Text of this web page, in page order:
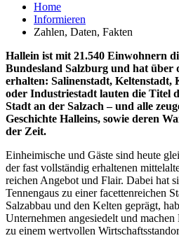
Home
Informieren
Zahlen, Daten, Fakten
Hallein ist mit 21.540 Einwohnern
Bundesland Salzburg und hat über
erhalten: Salinenstadt, Keltenstadt,
oder Industriestadt lauten die Titel
Stadt an der Salzach – und alle
Geschichte Halleins, sowie deren
der Zeit.
Einheimische und Gäste sind heute
der fast vollständig erhaltenen
reichen Angebot und Flair. Dabei hat
Tennengaus zu einer facettenreichen
Salzabbau und den Kelten geprägt,
Unternehmen angesiedelt und
zu einem wertvollen